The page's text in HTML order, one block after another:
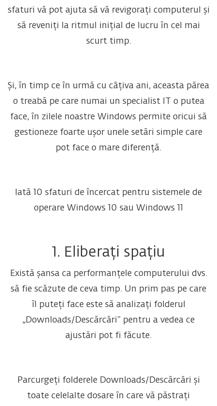
sfaturi vă pot ajuta să vă revigorați computerul și
să reveniți la ritmul inițial de lucru în cel mai
scurt timp.
Și, în timp ce în urmă cu câțiva ani, aceasta părea
o treabă pe care numai un specialist IT o putea
face, în zilele noastre Windows permite oricui să
gestioneze foarte ușor unele setări simple care
pot face o mare diferență.
Iată 10 sfaturi de încercat pentru sistemele de
operare Windows 10 sau Windows 11
1. Eliberați spațiu
Există șansa ca performanțele computerului dvs.
să fie scăzute de ceva timp. Un prim pas pe care
îl puteți face este să analizați folderul
„Downloads/Descărcări” pentru a vedea ce
ajustări pot fi făcute.
Parcurgeți folderele Downloads/Descărcări și
toate celelalte dosare în care vă păstrați